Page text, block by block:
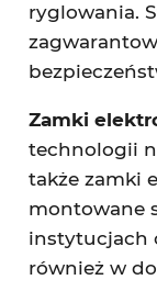
ryglowania.
Zamki
technologii
także zamki
montowane
instytucjach
również w